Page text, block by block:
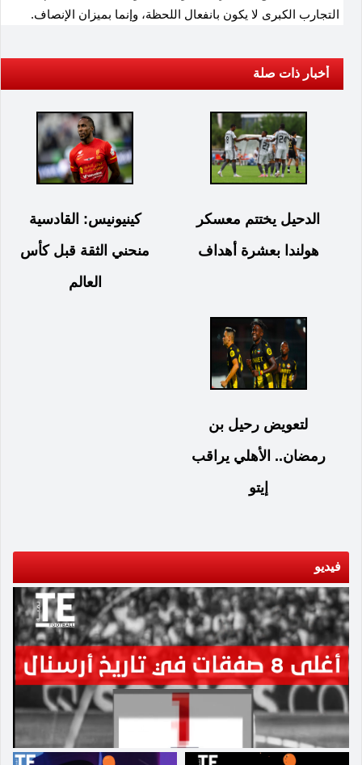
التجارب الكبرى لا يكون بانفعال اللحظة، وإنما بميزان الإنصاف.
أخبار ذات صلة
الدحيل يختتم معسكر
هولندا بعشرة أهداف
كينيونيس: القادسية
منحني الثقة قبل كأس
العالم
لتعويض رحيل بن
رمضان.. الأهلي يراقب
إيتو
فيديو